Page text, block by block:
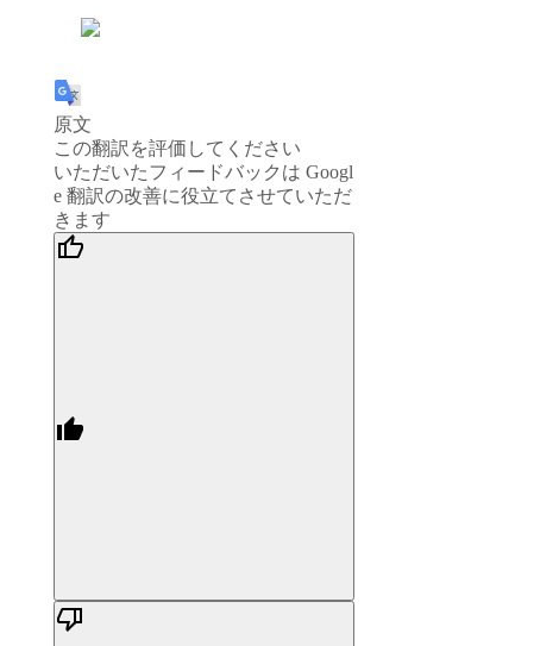
原文
この翻訳を評価してください
いただいたフィードバックは Googl
e 翻訳の改善に役立てさせていただ
きます